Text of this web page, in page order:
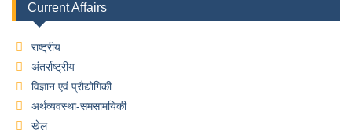
Current Affairs
राष्ट्रीय
अंतर्राष्ट्रीय
विज्ञान एवं प्रौद्योगिकी
अर्थव्यवस्था-समसामयिकी
खेल